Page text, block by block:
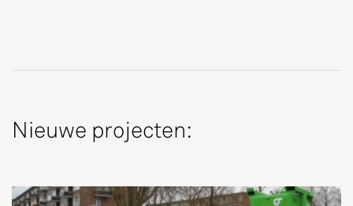
Nieuwe projecten: